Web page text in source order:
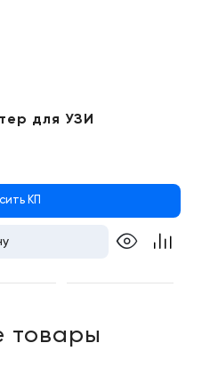
для УЗИ
КП
товары